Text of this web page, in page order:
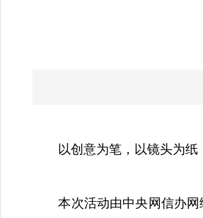
以创意为笔，以镜头为纸，
本次活动由中央网信办网